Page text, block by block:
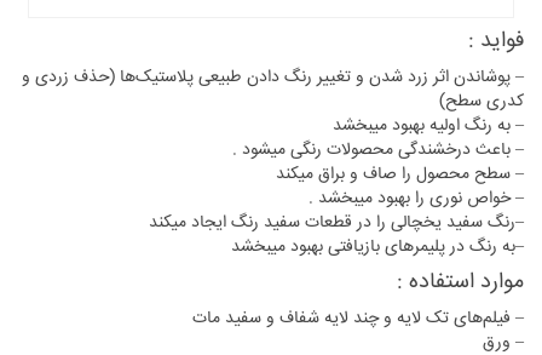
فواید :
– پوشاندن اثر زرد شدن و تغییر رنگ دادن طبیعی پلاستیک‌ها (حذف زردی و
کدری سطح)
– به رنگ اولیه بهبود میبخشد
– باعث درخشندگی محصولات رنگی میشود .
– سطح محصول را صاف و براق میکند
– خواص نوری را بهبود میبخشد .
–رنگ سفید یخچالی را در قطعات سفید رنگ ایجاد میکند
–به رنگ در پلیمرهای بازیافتی بهبود میبخشد
موارد استفاده :
– فیلم‌های تک لایه و چند لایه شفاف و سفید مات
– ورق